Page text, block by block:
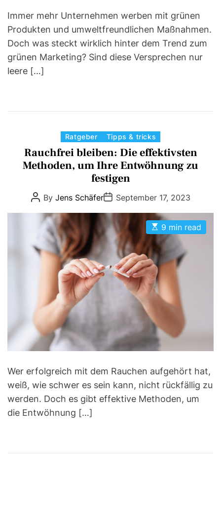
Immer mehr Unternehmen werben mit grünen
Produkten und umweltfreundlichen Maßnahmen.
Doch was steckt wirklich hinter dem Trend zum
grünen Marketing? Sind diese Versprechen nur
leere […]
C
a
t
e
g
o
r
i
e
Ratgeber Tipps & tricks
Rauchfrei bleiben: Die effektivsten
Methoden, um Ihre Entwöhnung zu
festigen
P
o
t
h
By Jens SchäferP
o
s
D
a
t
e
September 17, 2023
E
s
i
m
a
t
e
d
d
m
e
9 min read
Wer erfolgreich mit dem Rauchen aufgehört hat,
weiß, wie schwer es sein kann, nicht rückfällig zu
werden. Doch es gibt effektive Methoden, um
die Entwöhnung […]